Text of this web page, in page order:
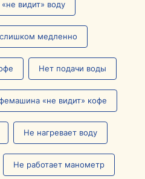
видит» воду
слишком медленно
Нет подачи воды
«не видит» кофе
Не нагревает воду
Не работает манометр